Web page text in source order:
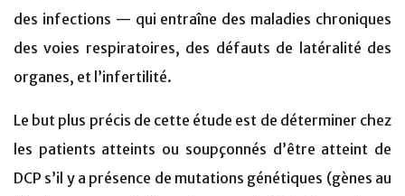
des infections — qui entraîne des maladies chroniques
des voies respiratoires, des défauts de latéralité des
organes, et l’infertilité.
Le but plus précis de cette étude est de déterminer chez
les patients atteints ou soupçonnés d’être atteint de
DCP s’il y a présence de mutations génétiques (gènes au